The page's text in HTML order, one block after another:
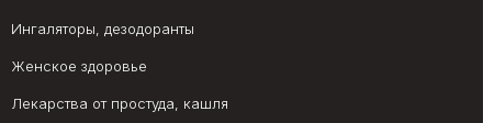
Ингаляторы, дезодоранты
Женское здоровье
Лекарства от простуда, кашля